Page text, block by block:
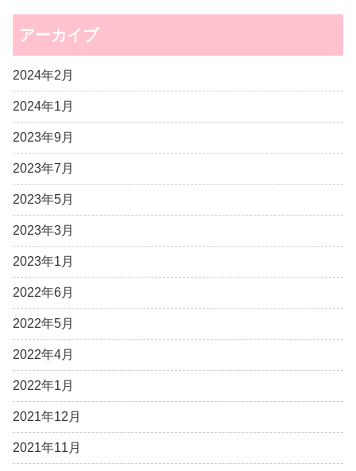
アーカイブ
2024年2月
2024年1月
2023年9月
2023年7月
2023年5月
2023年3月
2023年1月
2022年6月
2022年5月
2022年4月
2022年1月
2021年12月
2021年11月